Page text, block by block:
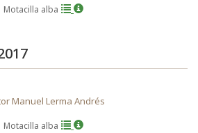
Motacilla alba
Manuel Lerma Andrés
Motacilla alba